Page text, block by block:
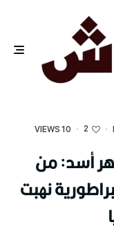
·
2
·
10 VIEWS
أسد: من
نهبت